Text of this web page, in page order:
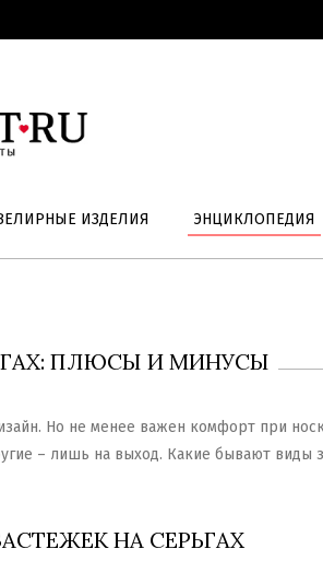
ИЗДЕЛИЯ ЭНЦИКЛОПЕДИЯ
ПЛЮСЫ И МИНУСЫ
Но не менее важен комфорт при
– лишь на выход. Какие бывают
НА СЕРЬГАХ